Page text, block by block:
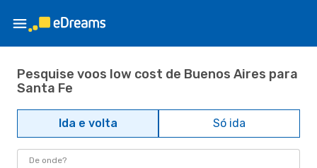
Pesquise voos low cost de Buenos Aires para
Santa Fe
Ida e volta Só ida
De onde?